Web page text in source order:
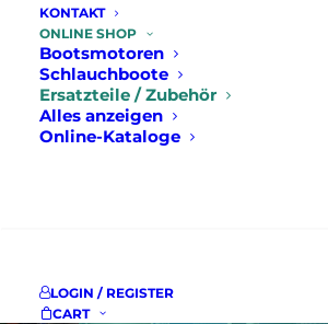
KONTAKT
ONLINE SHOP
Bootsmotoren
Schlauchboote
Ersatzteile / Zubehör
Alles anzeigen
Online-Kataloge
LOGIN / REGISTER
CART
nötige Zubehör für Ihr
Boot. Bestellen Sie
noch heute im KFZ
Christian Maier Online